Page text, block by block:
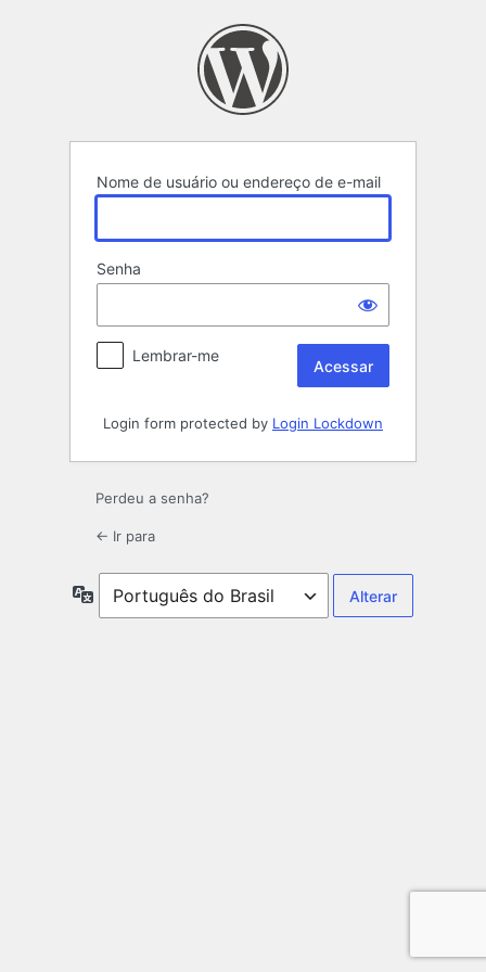
Nome de usuário ou endereço de e-mail
Senha
Lembrar-me
Login form protected by Login Lockdown
Perdeu a senha?
← Ir para
Idioma